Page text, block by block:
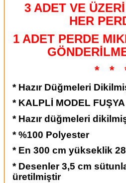
3 ADET VE
HER
1 ADET PERDE
*
*
* Hazır Düğmeleri
* KALPLİ MODEL
* Hazır düğmeleri
* %100 Polyester
* En 300 cm yükseklik
* Desenler 3,5 cm
üretilmiştir